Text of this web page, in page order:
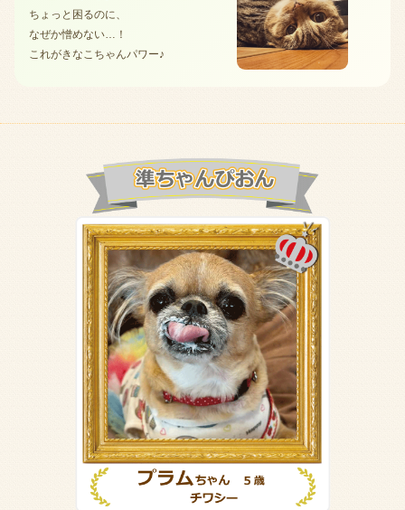
ちょっと困るのに、
なぜか憎めない…！
これがきなこちゃんパワー♪